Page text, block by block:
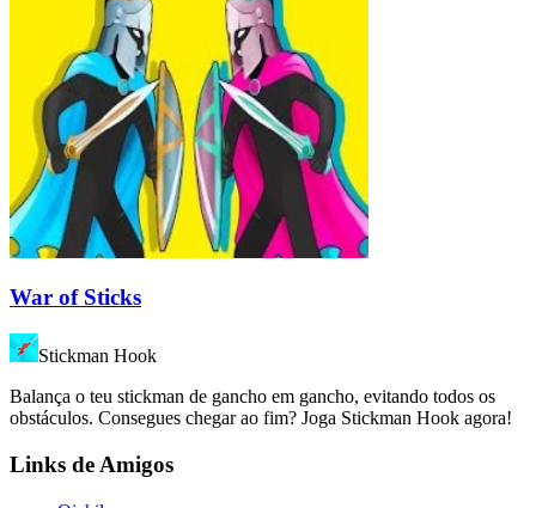
War of Sticks
Stickman Hook
Balança o teu stickman de gancho em gancho, evitando todos os
obstáculos. Consegues chegar ao fim? Joga Stickman Hook agora!
Links de Amigos